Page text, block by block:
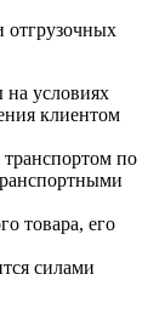
на условиях
клиентом
по
товара, его
силами